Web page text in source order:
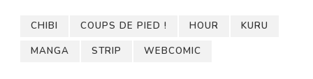
CHIBI COUPS DE PIED ! HOUR
KURU
MANGA
STRIP WEBCOMIC